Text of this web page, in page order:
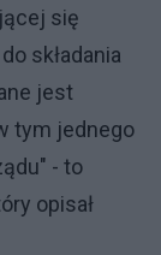
się
składania
jest
tym jednego
- to
opisał